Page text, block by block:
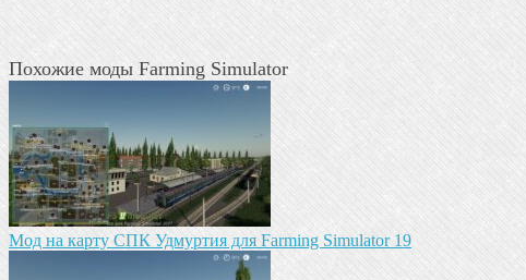
Похожие моды Farming Simulator
Мод на карту СПК Удмуртия для Farming Simulator 19